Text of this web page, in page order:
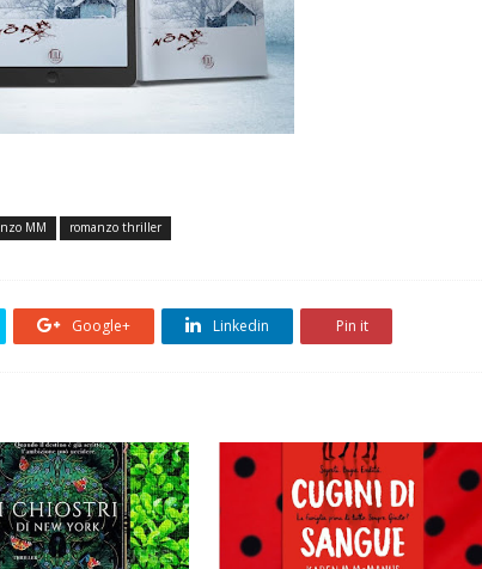
MM romanzo thriller
Google+ Linkedin Pin it